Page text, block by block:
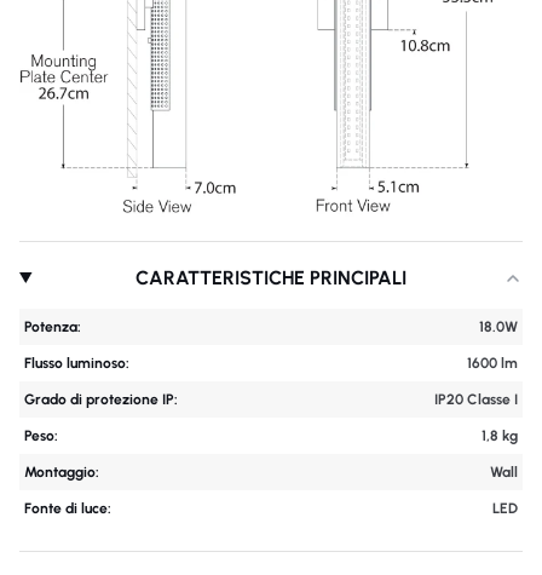
CARATTERISTICHE PRINCIPALI
Potenza: 18.0W
Flusso luminoso: 1600 lm
Grado di protezione IP: IP20 Classe I
Peso: 1,8 kg
Montaggio: Wall
Fonte di luce: LED